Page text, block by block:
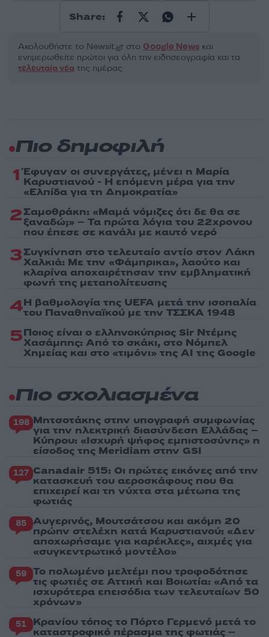
Share:
Ακολουθήστε το Νewsit.gr στο Google News και
ενημερωθείτε πρώτοι για όλη την ειδησεογραφία και τα
τελευταία νέα της ημέρας
Πιο δημοφιλή
1 Έφυγαν οι συνεργάτες, μένει η Μαρία
Καρυστιανού - Η επόμενη μέρα για την
«Ελπίδα για τη Δημοκρατία»
2Σαμοθράκη: «Μαμά νόμιζες ότι δε θα σε
ξαναδώ;» – Τα πρώτα λόγια του 22χρονου
που έπεσε σε κανάλι με καυτό νερό
3Συγκίνηση στο τελευταίο αντίο στον Λάκη
Χαλκιά: Με την «Φάμπρικα», λαούτο και
κλαρίνα αποχαιρέτησαν την εμβληματική
φωνή της μεταπολίτευσης
4Η βαθμολογία της UEFA μετά την ισοπαλία
του Παναθηναϊκού με την ΤΣΣΚΑ 1948
5Ποιος είναι ο ελληνοκύπριος Sir Ντέμης
Χασάμπης: Από το σκάκι, στο Νόμπελ
Χημείας και στο «τιμόνι» της AI της Google
Πιο σχολιασμένα
198 Μητσοτάκης στην υπογραφή συμφωνίας
για την ηλεκτρική διασύνδεση Ελλάδας –
Κύπρου: «Ισχυρή ψήφος εμπιστοσύνης» η
είσοδος της Meridiam στην GSI
127 Canadair 515: Οι πρώτες εικόνες από την
κατασκευή του αεροσκάφους που θα
επιχειρεί και τη νύχτα στα μέτωπα της
φωτιάς
85 Αυγερινός, Μουτσάτσου και ακόμη 20
πρώην στελέχη κατά Καρυστιανού: «Δεν
αποχωρήσαμε για καρέκλες», αιχμές για
«συγκεντρωτικό μοντέλο»
59 Το πολωμένο μελτέμι που τροφοδότησε
τις φωτιές σε Αττική και Βοιωτία: «Από τα
ισχυρότερα επεισόδια των τελευταίων 50
χρόνων»
51 Κρανίου τόπος το Πόρτο Γερμενό μετά το
καταστροφικό πέρασμα της φωτιάς –